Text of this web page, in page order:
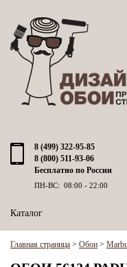
8 (499) 322-95-85
8 (800) 511-93-06
Бесплатно по России
ПН-ВС: 08:00 - 22:00
Каталог
Главная страница > Обои >